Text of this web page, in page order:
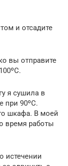
и отсадите
вы отправите
я сушила в
при 90ºС.
шкафа. В моей
время работы
истечении